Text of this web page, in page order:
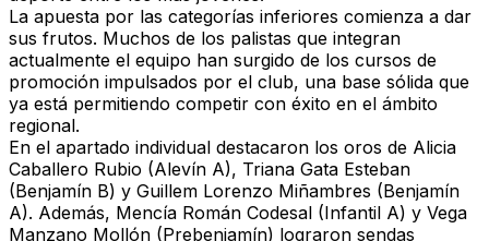
La apuesta por las categorías inferiores comienza a dar
sus frutos. Muchos de los palistas que integran
actualmente el equipo han surgido de los cursos de
promoción impulsados por el club, una base sólida que
ya está permitiendo competir con éxito en el ámbito
regional.
En el apartado individual destacaron los oros de Alicia
Caballero Rubio (Alevín A), Triana Gata Esteban
(Benjamín B) y Guillem Lorenzo Miñambres (Benjamín
A). Además, Mencía Román Codesal (Infantil A) y Vega
Manzano Mollón (Prebenjamín) lograron sendas